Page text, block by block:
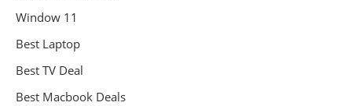
Window 11
Best Laptop
Best TV Deal
Best Macbook Deals